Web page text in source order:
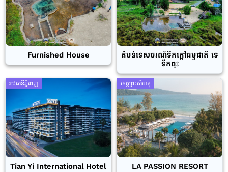
Furnished House
តំបន់ទេសចរណ៍ទឹកក្តៅធម្មជាតិ ទេ
ទឹកពុះ
រាជធានីភ្នំពេញ
Tian Yi International Hotel
ខេត្តព្រះសីហនុ
LA PASSION RESORT